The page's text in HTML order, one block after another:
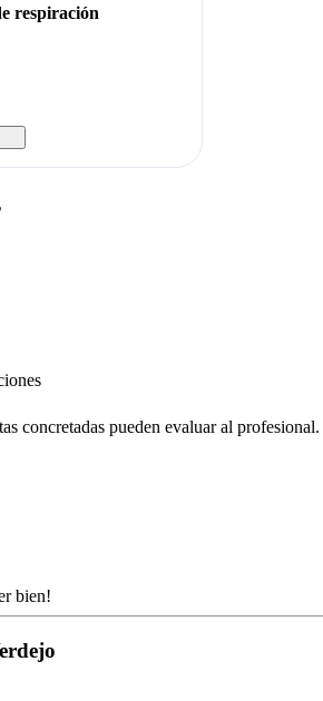
respiración
concretadas pueden evaluar al profesional.
bien!